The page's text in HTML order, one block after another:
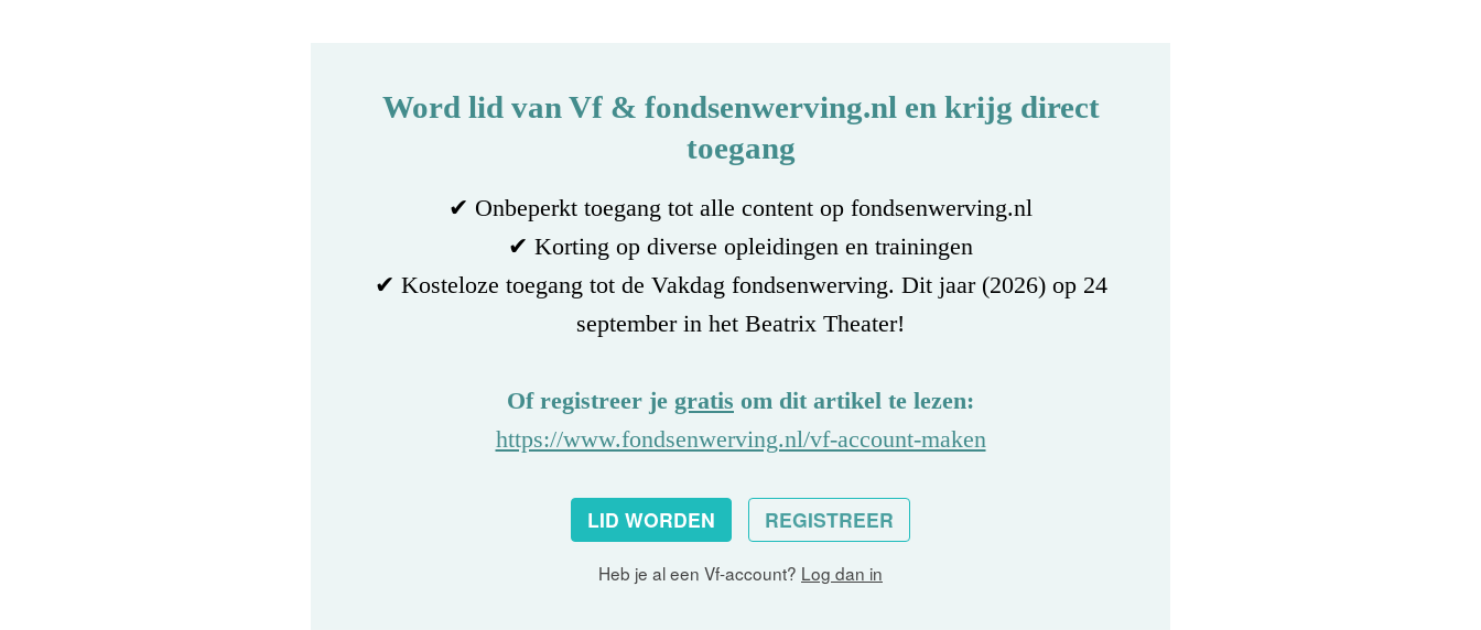
Word lid van Vf & fondsenwerving.nl en krijg direct
toegang
✔ Onbeperkt toegang tot alle content op fondsenwerving.nl
✔ Korting op diverse opleidingen en trainingen
✔ Kosteloze toegang tot de Vakdag fondsenwerving. Dit jaar (2026) op 24
september in het Beatrix Theater!
Of registreer je gratis om dit artikel te lezen:
https://www.fondsenwerving.nl/vf-account-maken
LID WORDEN REGISTREER
Heb je al een Vf-account? Log dan in